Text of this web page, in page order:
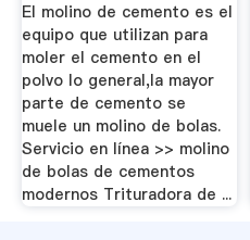
El molino de cemento es el
equipo que utilizan para
moler el cemento en el
polvo lo general,la mayor
parte de cemento se
muele un molino de bolas.
Servicio en línea >> molino
de bolas de cementos
modernos Trituradora de ...